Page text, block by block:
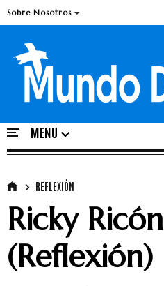
Sobre Nosotros
REFLEXIÓN
Ricky Ricón
(Reflexión)